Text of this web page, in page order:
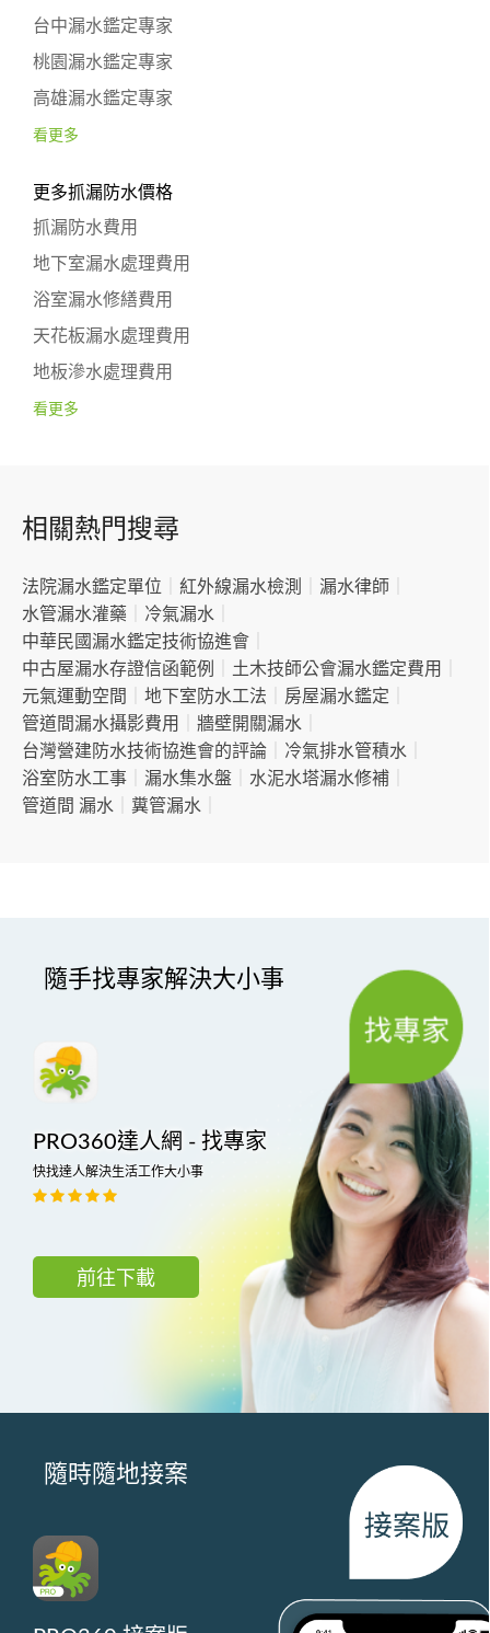
台中漏水鑑定專家
桃園漏水鑑定專家
高雄漏水鑑定專家
看更多
更多抓漏防水價格
抓漏防水費用
地下室漏水處理費用
浴室漏水修繕費用
天花板漏水處理費用
地板滲水處理費用
看更多
相關熱門搜尋
法院漏水鑑定單位 紅外線漏水檢測 漏水律師
水管漏水灌藥
冷氣漏水
中華民國漏水鑑定技術協進會
中古屋漏水存證信函範例
土木技師公會漏水鑑定費用
元氣運動空間
地下室防水工法 房屋漏水鑑定
管道間漏水攝影費用
牆壁開關漏水
台灣營建防水技術協進會的評論
冷氣排水管積水
浴室防水工事
漏水集水盤 水泥水塔漏水修補
管道間 漏水
糞管漏水
隨手找專家解決大小事
PRO360達人網 - 找專家
快找達人解決生活工作大小事
前往下載
隨時隨地接案